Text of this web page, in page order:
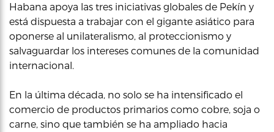
Habana apoya las tres iniciativas globales de Pekín y
está dispuesta a trabajar con el gigante asiático para
oponerse al unilateralismo, al proteccionismo y
salvaguardar los intereses comunes de la comunidad
internacional.
En la última década, no solo se ha intensificado el
comercio de productos primarios como cobre, soja o
carne, sino que también se ha ampliado hacia